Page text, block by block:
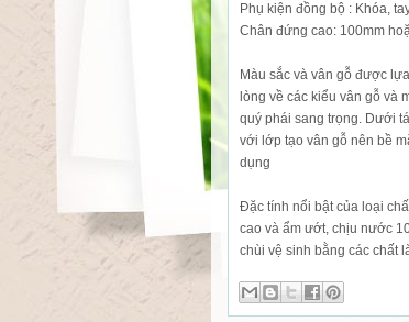
Phụ kiện đồng bộ : Khóa,
Chân đứng cao: 100mm
Màu sắc và vân gỗ được
lòng về các kiểu vân gỗ và
quý phái sang trọng. Dưới
với lớp tạo vân gỗ nên bề
dụng
Đặc tính nổi bật của loại
cao và ẩm ướt, chịu nước
chùi vệ sinh bằng các chất